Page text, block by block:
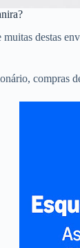
destas